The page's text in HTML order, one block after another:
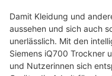
Damit Kleidung und
aussehen und sich auch
unerlässlich. Mit den
Siemens iQ700 Trockner
und Nutzerinnen sich